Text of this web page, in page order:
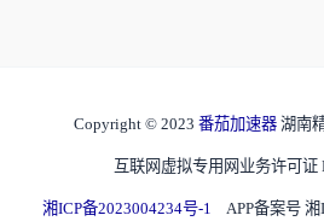
Copyright © 2023 番茄加速器 湖南
互联网虚拟专用网业务许可证
湘ICP备2023004234号-1 APP备案号 湘